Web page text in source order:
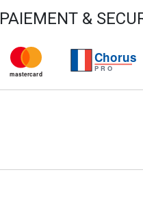
PAIEMENT &
mastercard
Chorus
PRO